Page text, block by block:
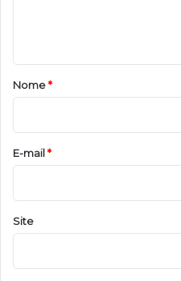
r
i
o
*
Nome*
E-mail*
Site